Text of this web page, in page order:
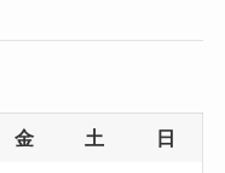
金 土 日